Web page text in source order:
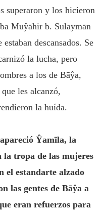
superaron y los hicieron
Muŷāhir b. Sulaymān
descansados. Se
la lucha, pero
a los de Bāŷa,
les alcanzó,
la huída.
Ŷamīla, la
tropa de las mujeres
el estandarte alzado
las gentes de Bāŷa a
eran refuerzos para